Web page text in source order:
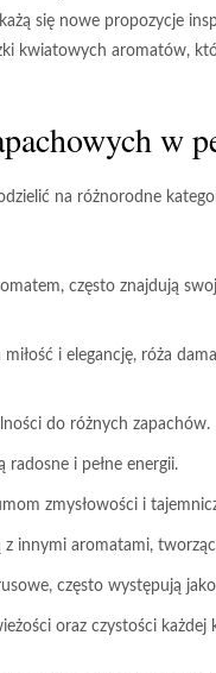
się nowe propozycje
kwiatowych aromatów,
w
na różnorodne
często znajdują
i elegancję, róża
do różnych zapachów.
i pełne energii.
zmysłowości i
innymi aromatami,
często występują
oraz czystości każdej